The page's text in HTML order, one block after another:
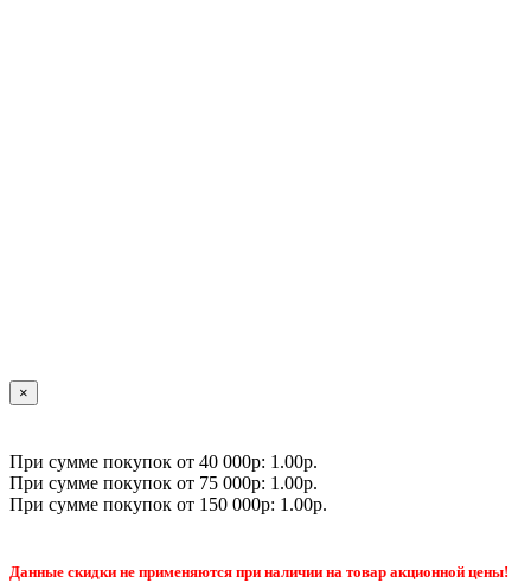
×
При сумме покупок от 40 000р: 1.00р.
При сумме покупок от 75 000р: 1.00р.
При сумме покупок от 150 000р: 1.00р.
Данные скидки не применяются при наличии на товар акционной цены!